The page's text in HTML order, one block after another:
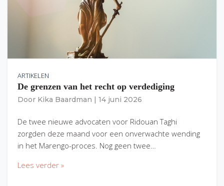
ARTIKELEN
De grenzen van het recht op verdediging
Door Kika Baardman 14 juni 2026
De twee nieuwe advocaten voor Ridouan Taghi
zorgden deze maand voor een onverwachte wending
in het Marengo-proces. Nog geen twee…
Lees verder »